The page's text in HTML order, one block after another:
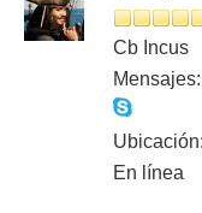
Cb Incus
En línea